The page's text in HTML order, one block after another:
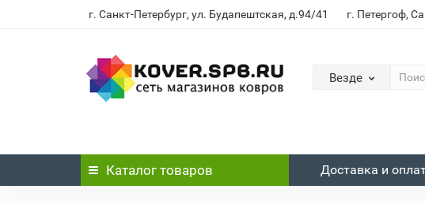
г. Санкт-Петербург, ул. Будапештская, д.94/41 г. Петергоф,
Везде
Каталог товаров Доставка и